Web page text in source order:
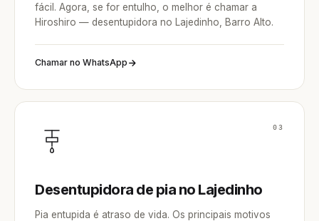
fácil. Agora, se for entulho, o melhor é chamar a
Hiroshiro — desentupidora no Lajedinho, Barro Alto.
Chamar no WhatsApp
03
Desentupidora de pia no Lajedinho
Pia entupida é atraso de vida. Os principais motivos